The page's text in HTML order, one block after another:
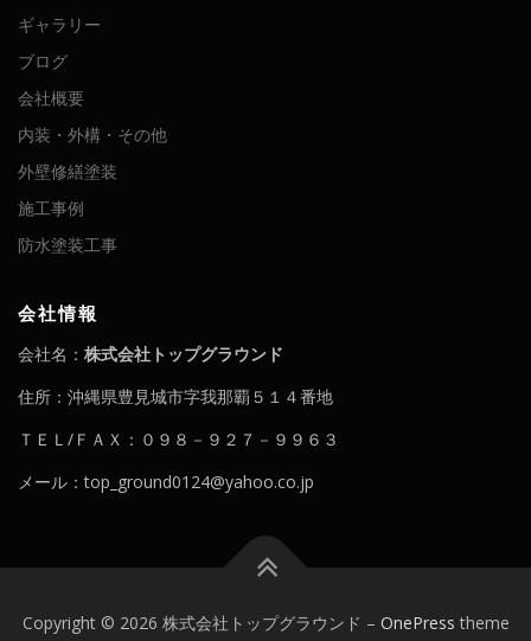
ギャラリー
ブログ
会社概要
内装・外構・その他
外壁修繕塗装
施工事例
防水塗装工事
会社情報
会社名： 株式会社トップグラウンド
住所：沖縄県豊見城市字我那覇５１４番地
ＴＥＬ/ＦＡＸ：０９８－９２７－９９６３
メール：top_ground0124@yahoo.co.jp
Copyright © 2026 株式会社トップグラウンド – OnePress theme